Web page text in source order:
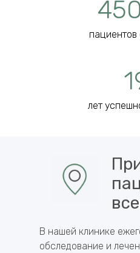
пациентов
лет
В нашей клинике
обследование и